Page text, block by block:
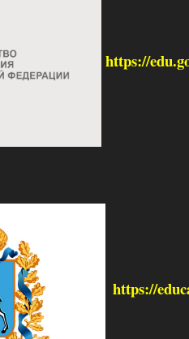
https://
https://